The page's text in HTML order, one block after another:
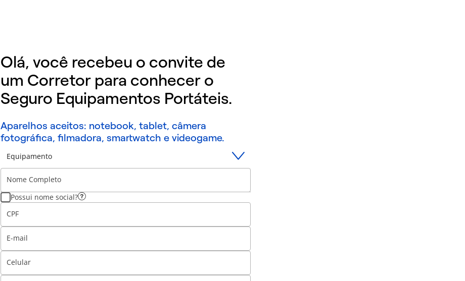
Olá, você recebeu o convite de
um Corretor para conhecer o
Seguro Equipamentos Portáteis.
Aparelhos aceitos: notebook, tablet, câmera
fotográfica, filmadora, smartwatch e videogame.
Equipamento
Nome Completo
Possui nome social?
CPF
E-mail
Celular